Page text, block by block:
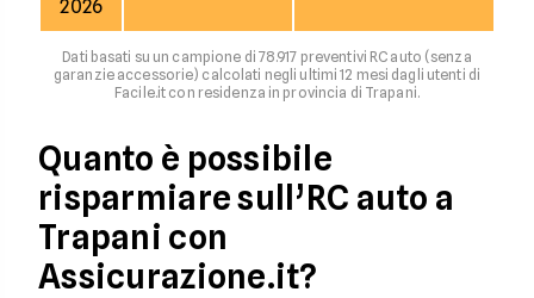
2026
Dati basati su un campione di 78.917 preventivi RC auto (senza
garanzie accessorie) calcolati negli ultimi 12 mesi dagli utenti di
Facile.it con residenza in provincia di Trapani.
Quanto è possibile
risparmiare sull’RC auto a
Trapani con
Assicurazione.it?